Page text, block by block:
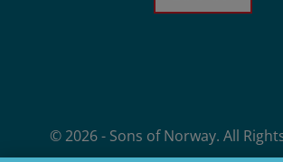
© 2026 - Sons of Norway. All